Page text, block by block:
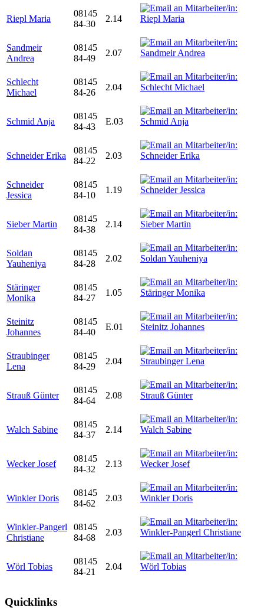
Riepl Maria
08145
84-30
2.14
Sandmeir
Andrea
08145
84-49
2.07
Schlecht
Michael
08145
84-26
2.04
Schmid Anja
08145
84-43
E.03
Schneider Erika
08145
84-22
2.03
Schneider
Jessica
08145
84-10
1.19
Sieber Martin
08145
84-38
2.14
Soldan
Yauheniya
08145
84-28
2.02
Stäringer
Monika
08145
84-27
1.05
Steinitz
Johannes
08145
84-40
E.01
Straubinger
Lena
08145
84-29
2.04
Strauß Günter
08145
84-64
2.08
Walch Sabine
08145
84-37
2.14
Wecker Josef
08145
84-32
2.13
Winkler Doris
08145
84-62
2.03
Winkler-Pangerl
Christiane
08145
84-68
2.03
Wörl Tobias
08145
84-21
2.04
Quicklinks